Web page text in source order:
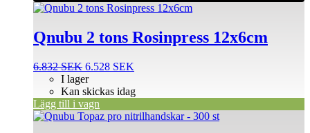
Qnubu 2 tons Rosinpress 12x6cm
6.832SEK Det
ursprungliga
priset
var:
6.832 SEK.
6.528 SEK
priset
6.528 SEK.
I lager
Kan skickas idag
Lägg till i vagn
Den